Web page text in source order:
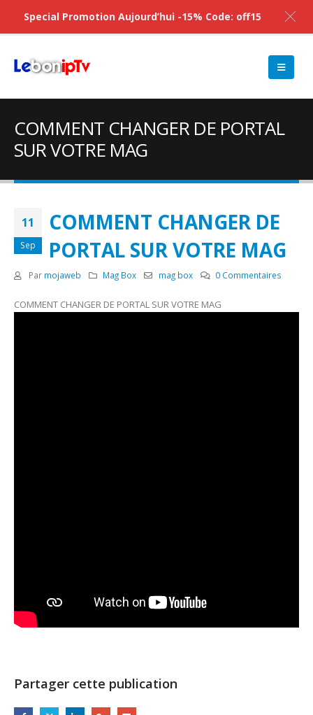
COMMENT CHANGER DE PORTAL
SUR VOTRE MAG
11
Sep
COMMENT CHANGER DE
PORTAL SUR VOTRE MAG
Par mojaweb Mag Box mag box 0 Commentaires
COMMENT CHANGER DE PORTAL SUR VOTRE MAG
Partager cette publication
Special Promotion Aujourd’hui -15% Code: off15